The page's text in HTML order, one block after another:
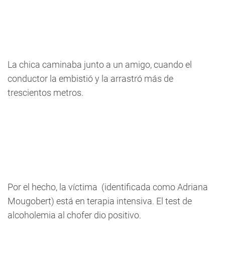
La chica caminaba junto a un amigo, cuando el
conductor la embistió y la arrastró más de
trescientos metros.
Por el hecho, la víctima (identificada como Adriana
Mougobert) está en terapia intensiva. El test de
alcoholemia al chofer dio positivo.